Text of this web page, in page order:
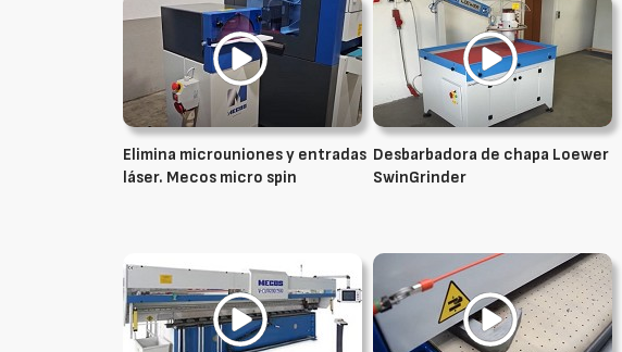
Elimina microuniones y entradas
láser. Mecos micro spin
Desbarbadora de chapa Loewer
SwinGrinder